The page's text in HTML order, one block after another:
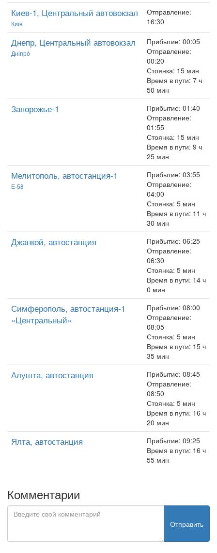
Киев-1, Центральный автовокзал
Київ
Отправление:
16:30
Днепр, Центральный автовокзал
Дніпро́
Прибытие: 00:05
Отправление:
00:20
Стоянка: 15 мин
Время в пути: 7 ч
50 мин
Запорожье-1
Прибытие: 01:40
Отправление:
01:55
Стоянка: 15 мин
Время в пути: 9 ч
25 мин
Мелитополь, автостанция-1
Е-58
Прибытие: 03:55
Отправление:
04:00
Стоянка: 5 мин
Время в пути: 11 ч
30 мин
Джанкой, автостанция
Прибытие: 06:25
Отправление:
06:30
Стоянка: 5 мин
Время в пути: 14 ч
0 мин
Симферополь, автостанция-1
«Центральный»
Прибытие: 08:00
Отправление:
08:05
Стоянка: 5 мин
Время в пути: 15 ч
35 мин
Алушта, автостанция
Прибытие: 08:45
Отправление:
08:50
Стоянка: 5 мин
Время в пути: 16 ч
20 мин
Ялта, автостанция
Прибытие: 09:25
Время в пути: 16 ч
55 мин
Комментарии
Отправить